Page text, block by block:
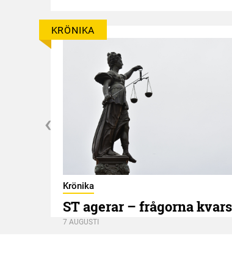
KRÖNIKA
Krönika
ST agerar – frågorna
7 AUGUSTI